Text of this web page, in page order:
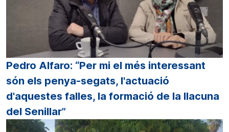
Pedro Alfaro: “Per mi el més interessant
són els penya-segats, l'actuació
d'aquestes falles, la formació de la llacuna
del Senillar”